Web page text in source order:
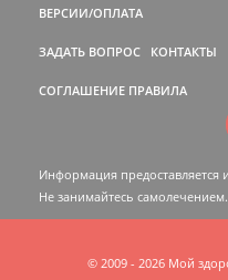
ВЕРСИИ/ОПЛАТА
ЗАДАТЬ ВОПРОС КОНТАКТЫ
СОГЛАШЕНИЕ ПРАВИЛА
Информация предоставляется
Не занимайтесь
© 2009 - 2026 Мой